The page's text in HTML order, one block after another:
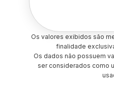
Os valores exibidos são
finalidade
Os dados não possuem
ser considerados como